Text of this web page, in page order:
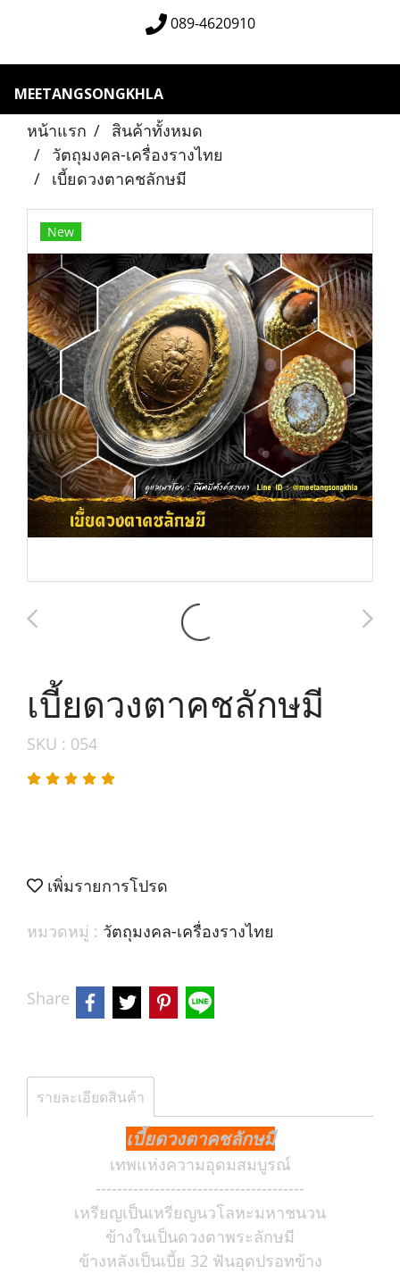
089-4620910
MEETANGSONGKHLA
หน้าแรก
สินค้าทั้งหมด
วัตถุมงคล-เครื่องรางไทย
เบี้ยดวงตาคชลักษมี
New
เบี้ยดวงตาคชลักษมี
SKU : 054
เพิ่มรายการโปรด
หมวดหมู่ : วัตถุมงคล-เครื่องรางไทย
Share
รายละเอียดสินค้า
เบี้ยดวงตาคชลักษมี
เทพแห่งความอุดมสมบูรณ์
---------------------------------------
เหรียญเป็นเหรียญนวโลหะมหาชนวน
ข้างในเป็นดวงตาพระลักษมี
ข้างหลังเป็นเบี้ย 32 ฟันอุดปรอทข้าง